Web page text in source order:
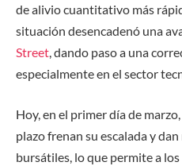
de alivio cuantitativo más
situación desencadenó una
Street , dando paso a una
especialmente en el sector
Hoy, en el primer día de
plazo frenan su escalada y
bursátiles, lo que permite a